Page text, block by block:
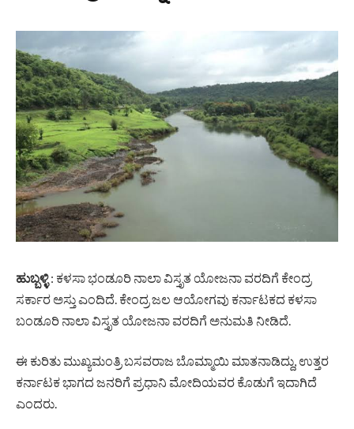
ಹುಬ್ಬಳ್ಳಿ: ಕಳಸಾ ಭಂಡೂರಿ ನಾಲಾ ವಿಸ್ತೃತ ಯೋಜನಾ ವರದಿಗೆ ಕೇಂದ್ರ
ಸರ್ಕಾರ ಅಸ್ತು ಎಂದಿದೆ. ಕೇಂದ್ರ ಜಲ ಆಯೋಗವು ಕರ್ನಾಟಕದ ಕಳಸಾ
ಬಂಡೂರಿ ನಾಲಾ ವಿಸ್ತೃತ ಯೋಜನಾ ವರದಿಗೆ ಅನುಮತಿ ನೀಡಿದೆ.
ಈ ಕುರಿತು ಮುಖ್ಯಮಂತ್ರಿ ಬಸವರಾಜ ಬೊಮ್ಮಾಯಿ ಮಾತನಾಡಿದ್ದು, ಉತ್ತರ
ಕರ್ನಾಟಕ ಭಾಗದ ಜನರಿಗೆ ಪ್ರಧಾನಿ ಮೋದಿಯವರ ಕೊಡುಗೆ ಇದಾಗಿದೆ
ಎಂದರು.